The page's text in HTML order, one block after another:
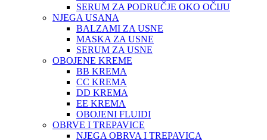
SERUM ZA PODRUČJE OKO OČIJU
NJEGA USANA
BALZAMI ZA USNE
MASKA ZA USNE
SERUM ZA USNE
OBOJENE KREME
BB KREMA
CC KREMA
DD KREMA
EE KREMA
OBOJENI FLUIDI
OBRVE I TREPAVICE
NJEGA OBRVA I TREPAVICA